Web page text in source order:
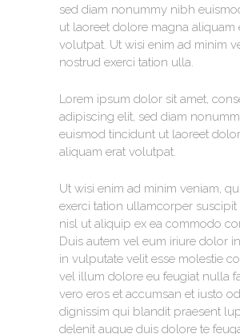
sed diam nonummy nibh
ut laoreet dolore magna aliquam
volutpat. Ut wisi enim ad minim
nostrud exerci tation ulla.
Lorem ipsum dolor sit amet,
adipiscing elit, sed diam
euismod tincidunt ut laoreet
aliquam erat volutpat.
Ut wisi enim ad minim veniam,
exerci tation ullamcorper
nisl ut aliquip ex ea commodo
Duis autem vel eum iriure dolor
in vulputate velit esse molestie
vel illum dolore eu feugiat nulla
vero eros et accumsan et iusto
dignissim qui blandit praesent
delenit augue duis dolore te